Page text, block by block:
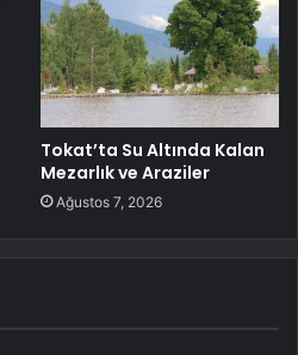
Tokat’ta Su Altında Kalan
Mezarlık ve Araziler
Ağustos 7, 2026